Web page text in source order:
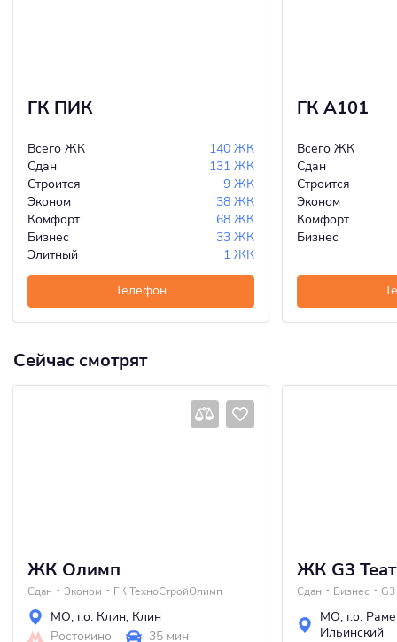
ГК ПИК
Всего ЖК
140 ЖК
Сдан
131 ЖК
Строится
9 ЖК
Эконом
38 ЖК
Комфорт
68 ЖК
Бизнес
33 ЖК
Элитный
1 ЖК
Телефон
ГК А101
Всего ЖК
Сдан
Строится
Эконом
Комфорт
Бизнес
Сейчас смотрят
ЖК Олимп
Сдан Эконом ГК ТехноСтройОлимп
МО, г.о. Клин, Клин
Ростокино
35 мин
ЖК G3
Сдан Бизнес
МО, г.о.
Ильинский